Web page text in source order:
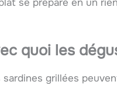
se prépare en un
quoi les
sardines grillées